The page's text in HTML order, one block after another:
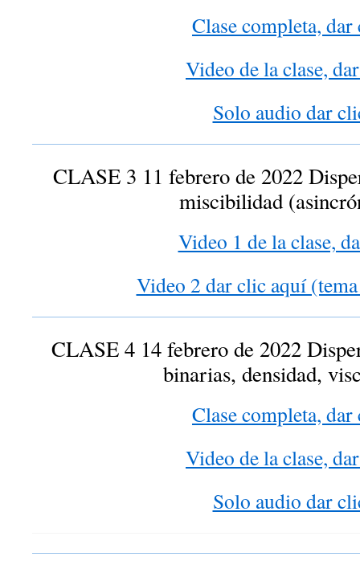
Clase completa,
Video de la clase,
Solo audio dar
CLASE 3 11 febrero de 2022
miscibilidad
Video 1 de la clase,
Video 2 dar clic aquí
CLASE 4 14 febrero de 2022
binarias, densidad,
Clase completa,
Video de la clase,
Solo audio dar